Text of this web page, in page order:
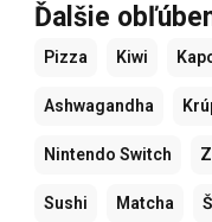
Ďalšie
Pizza Kiwi
Ashwagandha
Nintendo Switch
Sushi Matcha